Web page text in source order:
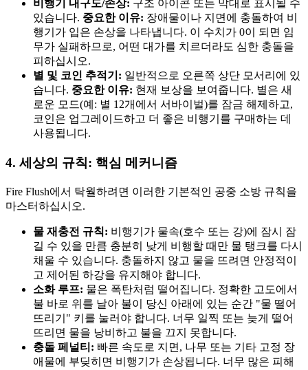
비행기 내구도/손상: 구조 아이콘 또는 막대로 표시될 수
있습니다. 중요한 이유: 장애물이나 지면에 충돌하여 비
행기가 입은 손상을 나타냅니다. 이 수치가 0이 되면 임
무가 실패하므로, 어떤 대가를 치르더라도 심한 충돌을
피하십시오.
별 및 코인 추적기: 일반적으로 오른쪽 상단 모서리에 있
습니다. 중요한 이유: 현재 보상을 보여줍니다. 별은 새
로운 모드(예: 별 12개에서 서바이벌)를 잠금 해제하고,
코인은 업그레이드하고 더 좋은 비행기를 구매하는 데
사용됩니다.
4. 세상의 규칙: 핵심 메커니즘
Fire Flush에서 탁월하려면 이러한 기본적인 공중 소방 규칙을
마스터하십시오.
물 재충전 규칙: 비행기가 물속(호수 또는 강)에 잠시 잠
길 수 있을 만큼 충분히 낮게 비행할 때만 물 탱크를 다시
채울 수 있습니다. 충돌하지 않고 물을 뜨려면 안정적이
고 제어된 하강을 유지해야 합니다.
소화 루프: 물은 폭탄처럼 떨어집니다. 정확한 고도에서
불 바로 위를 날아 불이 당신 아래에 있는 순간 "물 떨어
뜨리기" 키를 눌러야 합니다. 너무 일찍 또는 늦게 떨어
뜨리면 물을 낭비하고 불을 끄지 못합니다.
충돌 페널티: 빠른 속도로 지면, 나무 또는 기타 고정 장
애물에 부딪히면 비행기가 손상됩니다. 너무 많은 피해